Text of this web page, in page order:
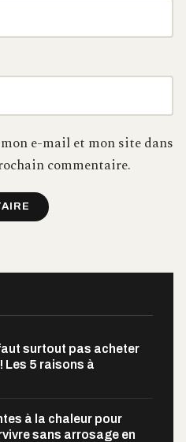
e-mail et mon site dans
commentaire.
surtout pas acheter
Les 5 raisons à
à la chaleur pour
sans arrosage en